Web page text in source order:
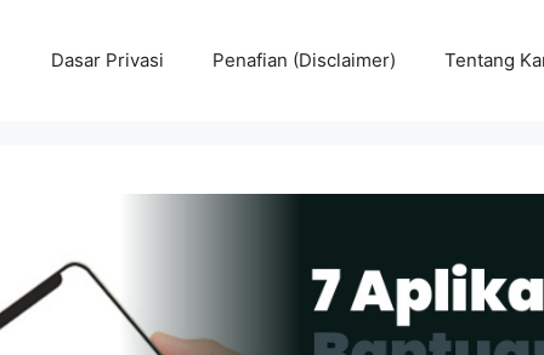
Dasar Privasi Penafian (Disclaimer) Tentang